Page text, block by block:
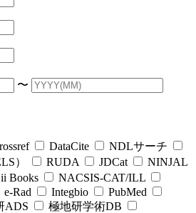
〜
DataCite
NDLサーチ
）
RUDA JDCat
NINJAL
Books
NACSIS-CAT/ILL
e-Rad Integbio
PubMed
ADS
極地研学術DB